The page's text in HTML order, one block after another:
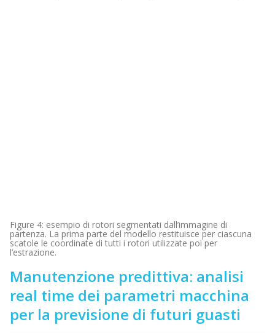
Figure 4: esempio di rotori segmentati dall’immagine di
partenza. La prima parte del modello restituisce per ciascuna
scatole le coordinate di tutti i rotori utilizzate poi per
l’estrazione.
Manutenzione predittiva: analisi
real time dei parametri macchina
per la previsione di futuri guasti